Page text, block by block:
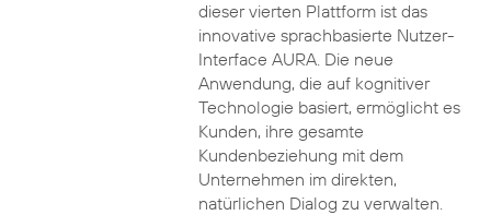
dieser vierten Plattform ist das
innovative sprachbasierte Nutzer-
Interface AURA. Die neue
Anwendung, die auf kognitiver
Technologie basiert, ermöglicht es
Kunden, ihre gesamte
Kundenbeziehung mit dem
Unternehmen im direkten,
natürlichen Dialog zu verwalten.